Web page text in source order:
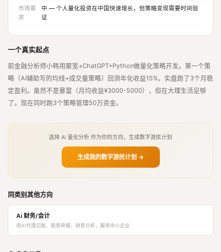
市场需
求
中 — 个人量化投资在中国快速增长，但策略变现需要时间验
证
一个真实起点
前金融分析师小韩用聚宽+ChatGPT+Python做量化策略开发。第一个策
略（AI辅助写的均线+成交量策略）回测年化收益15%，实盘跑了3个月稳
定盈利。虽然不是暴富（月均收益¥3000-5000），但在大理生活足够
了。现在同时跑3个策略管理50万资金。
选择 Ai 量化分析 作为你的方向，生成数字游民计划
生成我的数字游民计划 →
同类别其他方向
Ai 财务/会计
用AI代理记账、税务申报、财务分析，服务中小企业